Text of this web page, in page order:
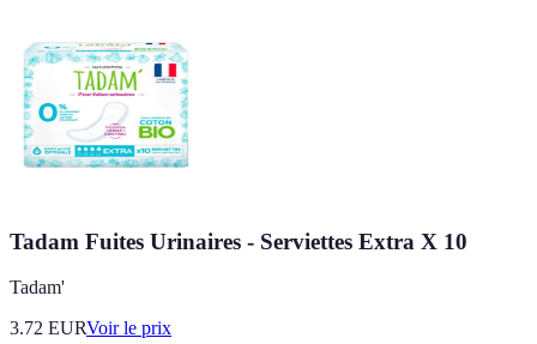
Tadam Fuites Urinaires - Serviettes Extra X 10
Tadam'
3.72 EURVoir le prix